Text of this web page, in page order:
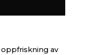
av